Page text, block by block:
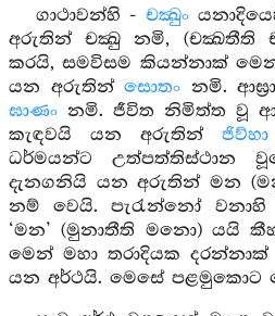
ගාථාවන්හි - චක්‍ඛුං
අරුතින් චක්‍ඛු නමි, (චක්‍ඛතීති
කරයි, සමවිසම කියන්නාක්
යන අරුතින්සොතං නමි.
ඝාණං නමි. ජීවිත නිමිත්ත වූ
කැඳවයි යන අරුතින් ජිව්හා
ධර්මයන්ට උත්පත්තිස්ථාන
දැනගනියි යන අරුතින් මන
නම් වෙයි. පැරැන්නෝ
‘මන’ (මුනාතීති මනො) යයි
මෙන් මහා තරාදියක
යන අර්ථයි. මෙසේ පළමුකොට